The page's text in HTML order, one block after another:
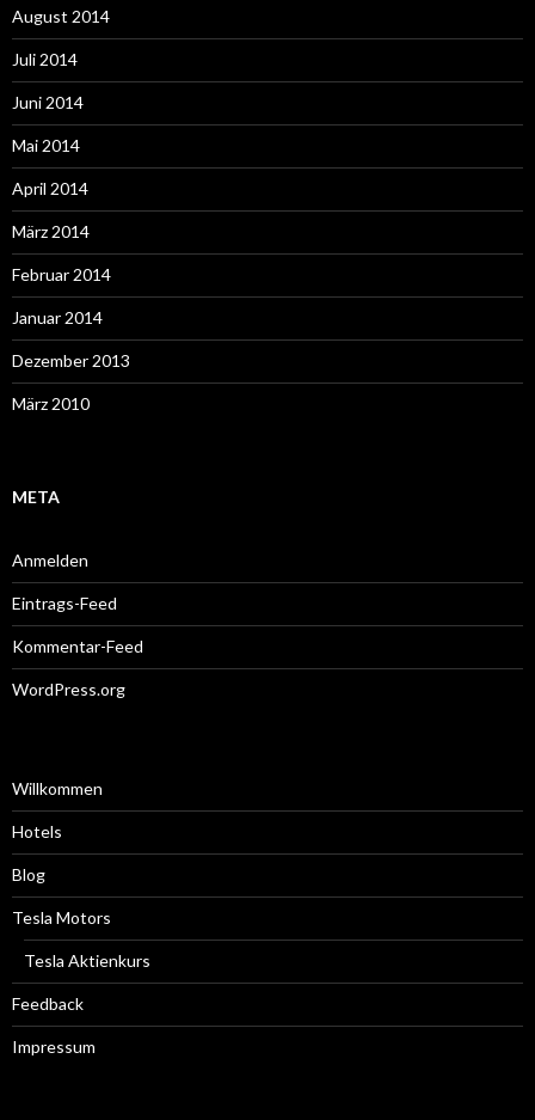
August 2014
Juli 2014
Juni 2014
Mai 2014
April 2014
März 2014
Februar 2014
Januar 2014
Dezember 2013
März 2010
META
Anmelden
Eintrags-Feed
Kommentar-Feed
WordPress.org
Willkommen
Hotels
Blog
Tesla Motors
Tesla Aktienkurs
Feedback
Impressum